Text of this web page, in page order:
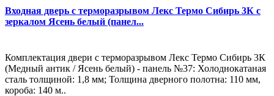
Входная дверь с терморазрывом Лекс Термо Сибирь 3К с
зеркалом Ясень белый (панел...
Комплектация двери с терморазрывом Лекс Термо Сибирь 3К
(Медный антик / Ясень белый) - панель №37: Холоднокатаная
сталь толщиной: 1,8 мм; Толщина дверного полотна: 110 мм,
короба: 140 м..